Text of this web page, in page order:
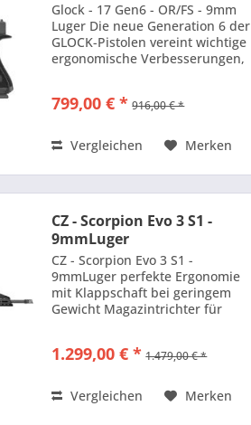
Glock - 17 Gen6 - OR/FS - 9mm
Luger Die neue Generation 6 der
GLOCK-Pistolen vereint wichtige
ergonomische Verbesserungen,
einzigen Plattform. Die speziell
799,00 € * 916,00 € *
Vergleichen Merken
CZ - Scorpion Evo 3 S1 -
9mmLuger
CZ - Scorpion Evo 3 S1 -
9mmLuger perfekte Ergonomie
mit Klappschaft bei geringem
Gewicht Magazintrichter für
Mit der CZ Selbstladebüchse
Maßstäbe...
1.299,00 € * 1.479,00 € *
Vergleichen Merken